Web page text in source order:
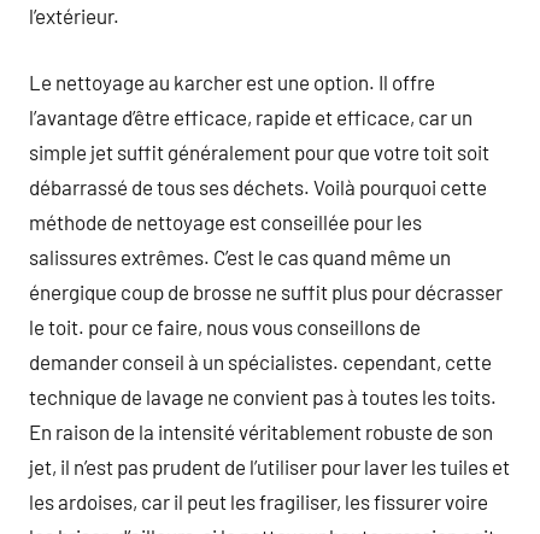
l’extérieur.
Le nettoyage au karcher est une option. Il offre
l’avantage d’être efficace, rapide et efficace, car un
simple jet suffit généralement pour que votre toit soit
débarrassé de tous ses déchets. Voilà pourquoi cette
méthode de nettoyage est conseillée pour les
salissures extrêmes. C’est le cas quand même un
énergique coup de brosse ne suffit plus pour décrasser
le toit. pour ce faire, nous vous conseillons de
demander conseil à un spécialistes. cependant, cette
technique de lavage ne convient pas à toutes les toits.
En raison de la intensité véritablement robuste de son
jet, il n’est pas prudent de l’utiliser pour laver les tuiles et
les ardoises, car il peut les fragiliser, les fissurer voire